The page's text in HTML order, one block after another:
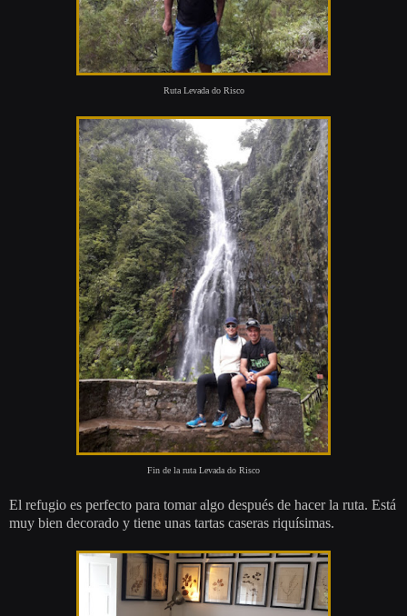
Ruta Levada do Risco
Fin de la ruta Levada do Risco
El refugio es perfecto para tomar algo después de hacer la ruta. Está
muy bien decorado y tiene unas tartas caseras riquísimas.